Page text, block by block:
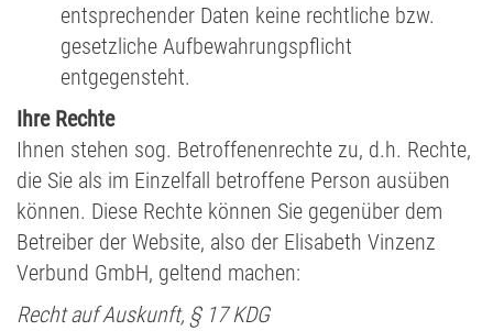
entsprechender Daten keine rechtliche bzw.
gesetzliche Aufbewahrungspflicht
entgegensteht.
Ihre Rechte
Ihnen stehen sog. Betroffenenrechte zu, d.h. Rechte,
die Sie als im Einzelfall betroffene Person ausüben
können. Diese Rechte können Sie gegenüber dem
Betreiber der Website, also der Elisabeth Vinzenz
Verbund GmbH, geltend machen:
Recht auf Auskunft, § 17 KDG